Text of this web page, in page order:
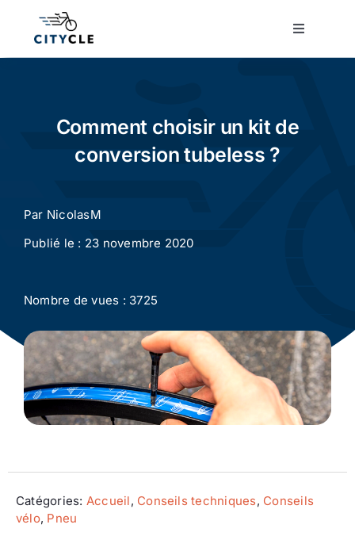
Toggle
Cyclisme urbain
Actualité
Ecologie
Comment choisir un kit de
conversion tubeless ?
Par NicolasM
Publié le : 23 novembre 2020
Nombre de vues : 3725
Catégories: Accueil, Conseils techniques, Conseils
vélo, Pneu